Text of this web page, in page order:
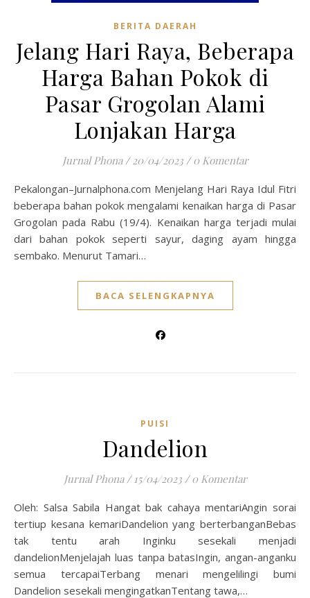
BERITA DAERAH
Jelang Hari Raya, Beberapa
Harga Bahan Pokok di
Pasar Grogolan Alami
Lonjakan Harga
Jurnal Phona / 20/04/2023 / 0 Komentar
Pekalongan–Jurnalphona.com Menjelang Hari Raya Idul Fitri
beberapa bahan pokok mengalami kenaikan harga di Pasar
Grogolan pada Rabu (19/4). Kenaikan harga terjadi mulai
dari bahan pokok seperti sayur, daging ayam hingga
sembako. Menurut Tamari…
BACA SELENGKAPNYA
PUISI
Dandelion
Jurnal Phona / 15/04/2023 / 0 Komentar
Oleh: Salsa Sabila Hangat bak cahaya mentariAngin sorai
tertiup kesana kemariDandelion yang berterbanganBebas
tak tentu arah Inginku sesekali menjadi
dandelionMenjelajah luas tanpa batasIngin, angan-anganku
semua tercapaiTerbang menari mengelilingi bumi
Dandelion sesekali mengingatkanTentang tawa,…